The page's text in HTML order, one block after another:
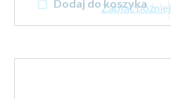
Zapłać później
Dodaj do koszyka